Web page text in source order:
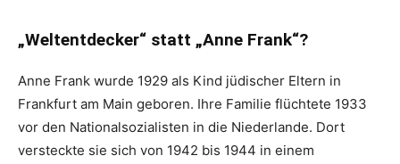
„Weltentdecker“ statt „Anne Frank“?
Anne Frank wurde 1929 als Kind jüdischer Eltern in
Frankfurt am Main geboren. Ihre Familie flüchtete 1933
vor den Nationalsozialisten in die Niederlande. Dort
versteckte sie sich von 1942 bis 1944 in einem